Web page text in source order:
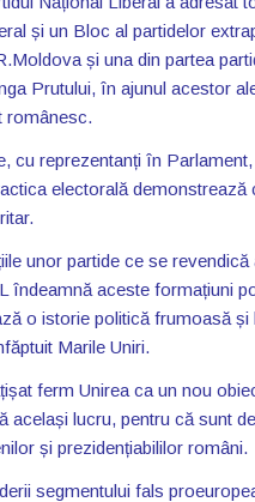
și un Bloc al partidelor
și una din partea
Prutului, în ajunul acestor
românesc.
cu reprezentanți în
electorală
unor partide ce se
îndeamnă aceste formațiuni
o istorie politică frumoasă
Marile Uniri.
ferm Unirea ca un nou
același lucru, pentru că sunt
și prezidențiabililor români.
segmentului fals